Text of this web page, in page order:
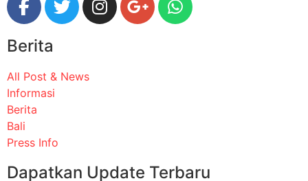
Berita
All Post & News
Informasi
Berita
Bali
Press Info
Dapatkan Update Terbaru